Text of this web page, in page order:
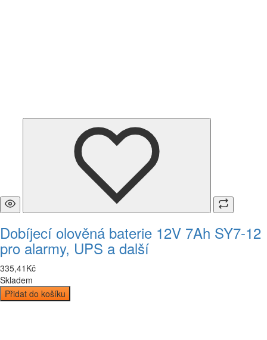
Dobíjecí olověná baterie 12V 7Ah SY7-12
pro alarmy, UPS a další
335,41 Kč
Skladem
Přidat do košíku